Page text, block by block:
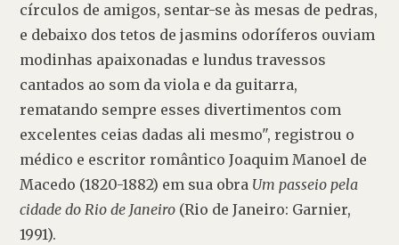
círculos de amigos, sentar-se às mesas de pedras,
e debaixo dos tetos de jasmins odoríferos ouviam
modinhas apaixonadas e lundus travessos
cantados ao som da viola e da guitarra,
rematando sempre esses divertimentos com
excelentes ceias dadas ali mesmo", registrou o
médico e escritor romântico Joaquim Manoel de
Macedo (1820-1882) em sua obra Um passeio pela
cidade do Rio de Janeiro (Rio de Janeiro: Garnier,
1991).